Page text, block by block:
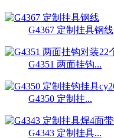
G4367 定制挂具钢线
G4351 两面挂钩...
G4350 定制挂...
G4343 定制挂具...